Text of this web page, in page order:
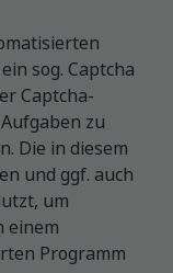
sog. Captcha
Captcha-
zu
Die in diesem
und ggf. auch
um
einem
Programm